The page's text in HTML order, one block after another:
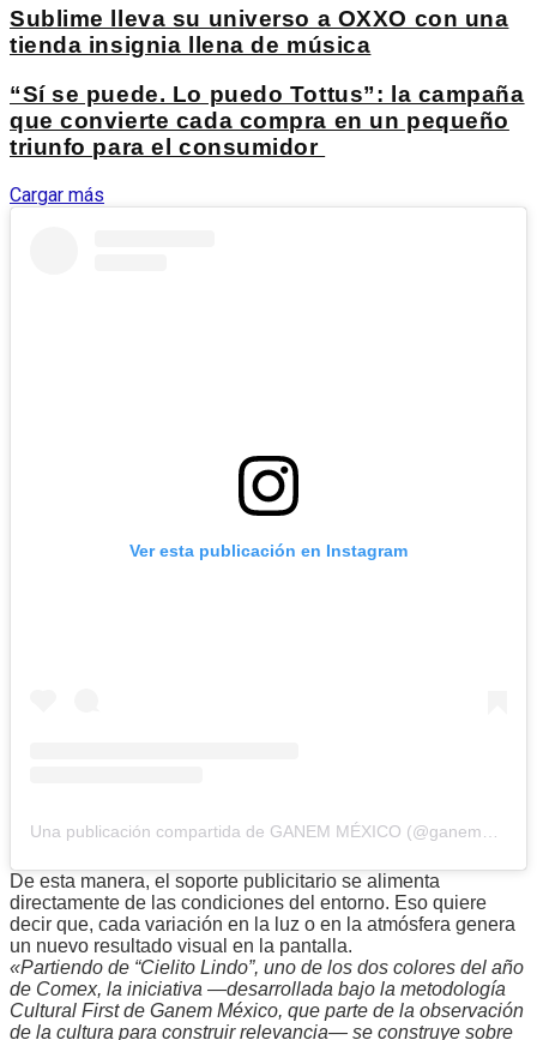
Sublime lleva su universo a OXXO con una
tienda insignia llena de música
“Sí se puede. Lo puedo Tottus”: la campaña
que convierte cada compra en un pequeño
triunfo para el consumidor
Cargar más
Ver esta publicación en Instagram
De esta manera, el soporte publicitario se alimenta
directamente de las condiciones del entorno. Eso quiere
decir que, cada variación en la luz o en la atmósfera genera
un nuevo resultado visual en la pantalla.
«Partiendo de “Cielito Lindo”, uno de los dos colores del año
de Comex, la iniciativa —desarrollada bajo la metodología
Cultural First de Ganem México, que parte de la observación
de la cultura para construir relevancia— se construye sobre